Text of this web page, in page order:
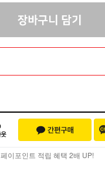
페이포인트 적립 혜택 2배 UP!